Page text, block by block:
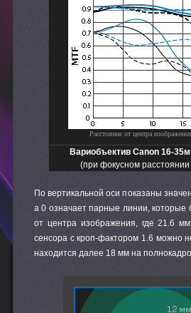
Расстояние от центра
Вариобъектив Canon 16-
(при фокусном
По вертикальной оси показаны
а 0 означает парные линии, которые
от центра изображения, где 21.6
сенсора с кроп-фактором 1.6 можно
находится далее 18 мм на